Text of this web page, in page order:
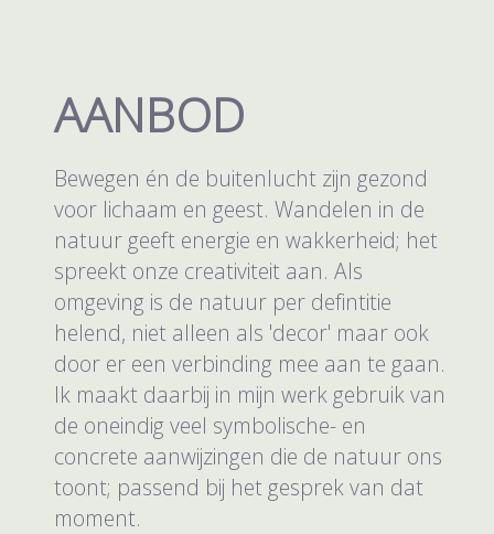
AANBOD
Bewegen én de buitenlucht zijn gezond
voor lichaam en geest. Wandelen in de
natuur geeft energie en wakkerheid; het
spreekt onze creativiteit aan. Als
omgeving is de natuur per defintitie
helend, niet alleen als 'decor' maar ook
door er een verbinding mee aan te gaan.
Ik maakt daarbij in mijn werk gebruik van
de oneindig veel symbolische- en
concrete aanwijzingen die de natuur ons
toont; passend bij het gesprek van dat
moment.